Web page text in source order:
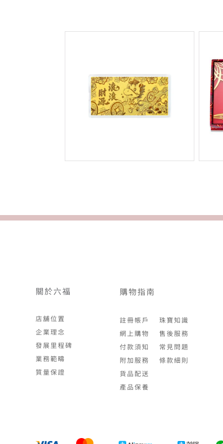
關於六福
店舖位置
企業理念
發展里程碑
業務範疇
質量保證
購物指南
註冊帳戶
網上購物
付款須知
附加服務
貨品配送
產品保養
珠寶知識
售後服務
常見問題
條款細則